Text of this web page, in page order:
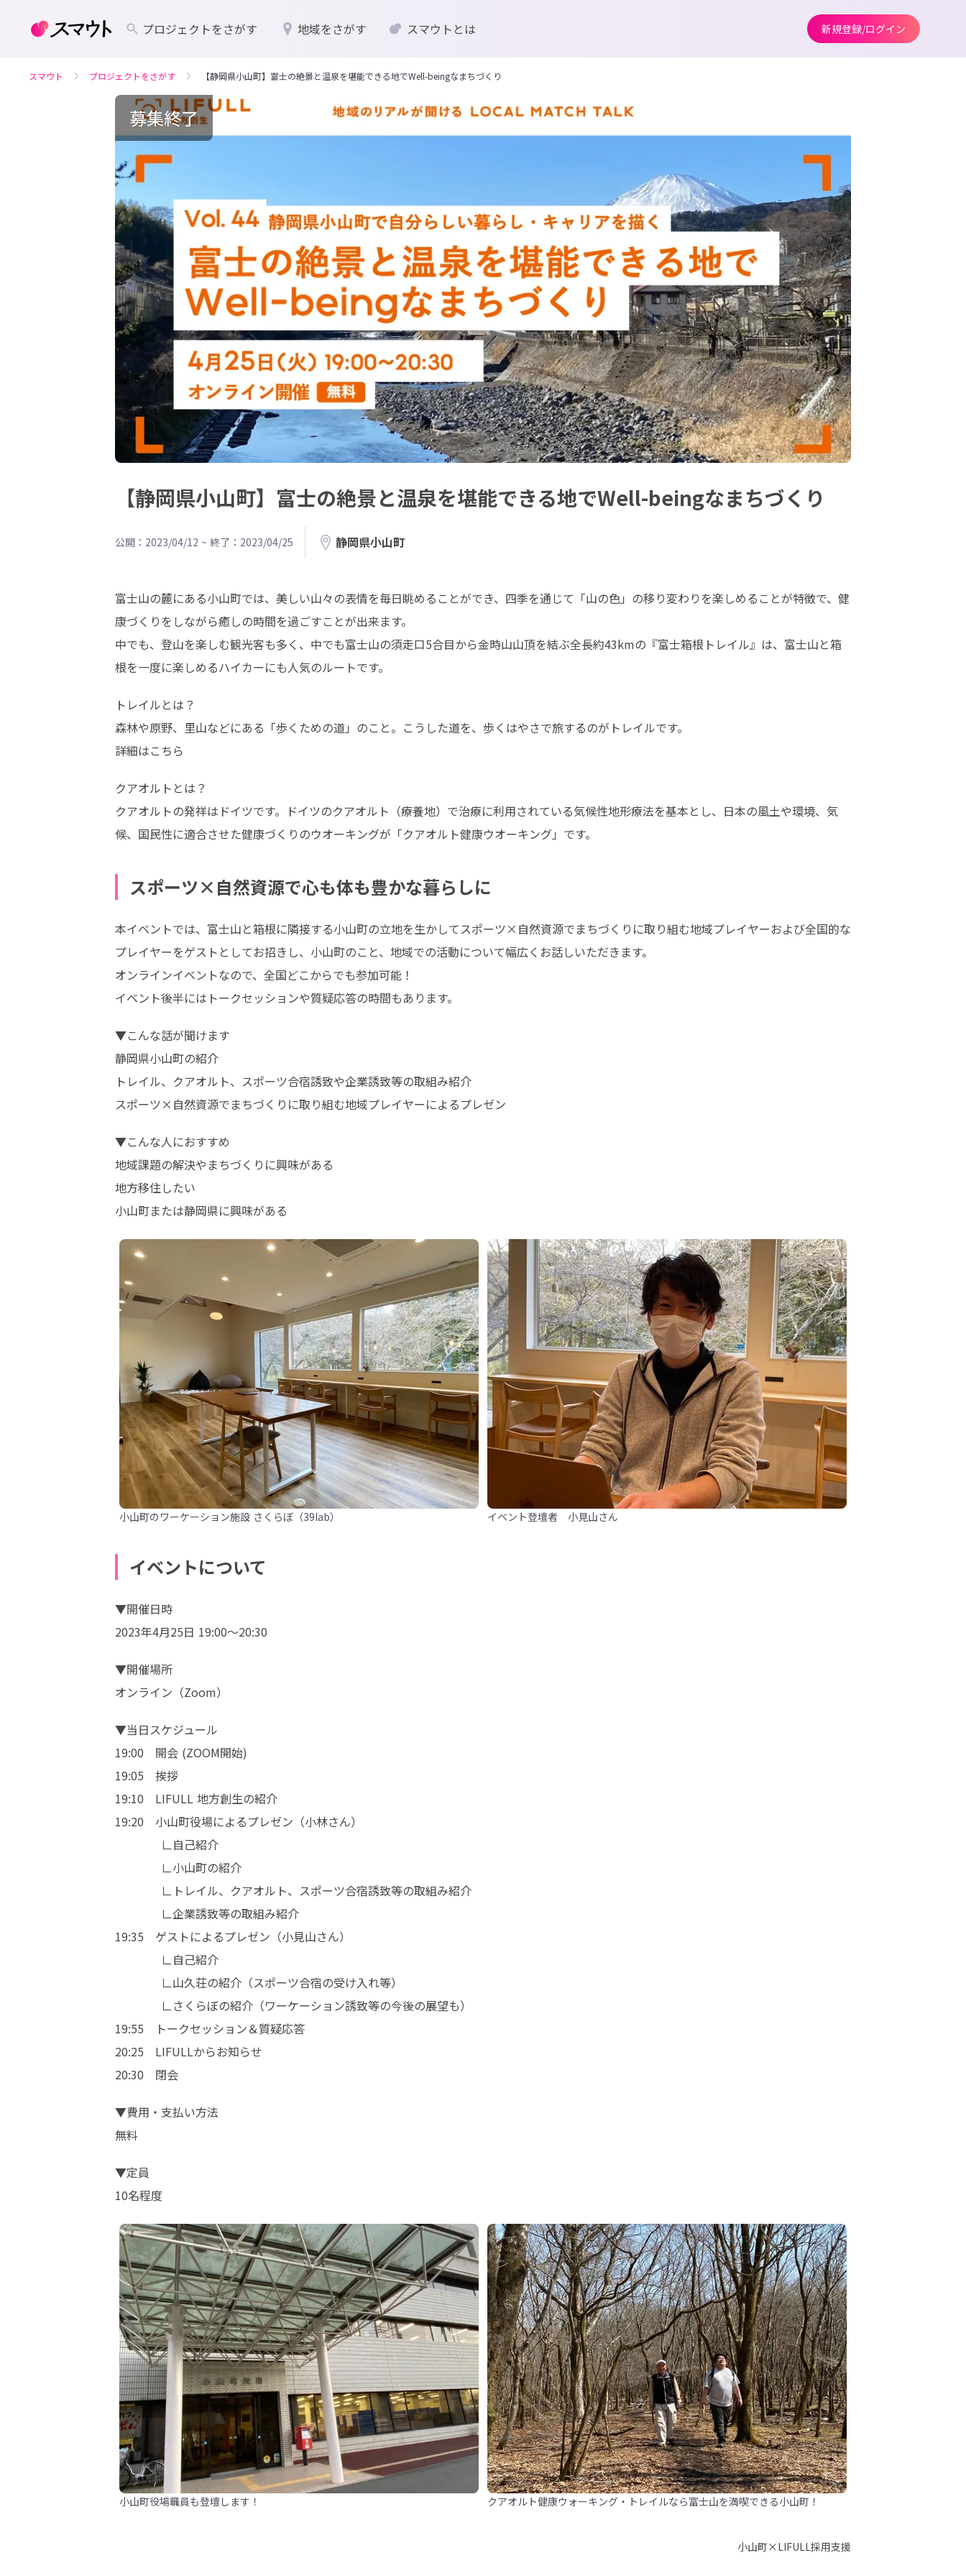
プロジェクトをさがす 地域をさがす スマウトとは 新規登録/ログイン
スマウト プロジェクトをさがす 【静岡県小山町】富士の絶景と温泉を堪能できる地でWell-beingなまちづくり
募集終了
【静岡県小山町】富士の絶景と温泉を堪能できる地でWell-beingなまちづくり
公開：2023/04/12 ~ 終了：2023/04/25 静岡県小山町
富士山の麓にある小山町では、美しい山々の表情を毎日眺めることができ、四季を通じて「山の色」の移り変わりを楽しめることが特徴で、健
康づくりをしながら癒しの時間を過ごすことが出来ます。
中でも、登山を楽しむ観光客も多く、中でも富士山の須走口5合目から金時山山頂を結ぶ全長約43kmの『富士箱根トレイル』は、富士山と箱
根を一度に楽しめるハイカーにも人気のルートです。
トレイルとは？
森林や原野、里山などにある「歩くための道」のこと。こうした道を、歩くはやさで旅するのがトレイルです。
詳細はこちら
クアオルトとは？
クアオルトの発祥はドイツです。ドイツのクアオルト（療養地）で治療に利用されている気候性地形療法を基本とし、日本の風土や環境、気
候、国民性に適合させた健康づくりのウオーキングが「クアオルト健康ウオーキング」です。
スポーツ×自然資源で心も体も豊かな暮らしに
本イベントでは、富士山と箱根に隣接する小山町の立地を生かしてスポーツ×自然資源でまちづくりに取り組む地域プレイヤーおよび全国的な
プレイヤーをゲストとしてお招きし、小山町のこと、地域での活動について幅広くお話しいただきます。
オンラインイベントなので、全国どこからでも参加可能！
イベント後半にはトークセッションや質疑応答の時間もあります。
▼こんな話が聞けます
静岡県小山町の紹介
トレイル、クアオルト、スポーツ合宿誘致や企業誘致等の取組み紹介
スポーツ×自然資源でまちづくりに取り組む地域プレイヤーによるプレゼン
▼こんな人におすすめ
地域課題の解決やまちづくりに興味がある
地方移住したい
小山町または静岡県に興味がある
小山町のワーケーション施設 さくらぼ（39lab） イベント登壇者 小見山さん
イベントについて
▼開催日時
2023年4月25日 19:00～20:30
▼開催場所
オンライン（Zoom）
▼当日スケジュール
19:00　開会 (ZOOM開始)
19:05　挨拶
19:10　LIFULL 地方創生の紹介
19:20　小山町役場によるプレゼン（小林さん）
∟自己紹介
∟小山町の紹介
∟トレイル、クアオルト、スポーツ合宿誘致等の取組み紹介
∟企業誘致等の取組み紹介
19:35　ゲストによるプレゼン（小見山さん）
∟自己紹介
∟山久荘の紹介（スポーツ合宿の受け入れ等）
∟さくらぼの紹介（ワーケーション誘致等の今後の展望も）
19:55　トークセッション＆質疑応答
20:25　LIFULLからお知らせ
20:30　閉会
▼費用・支払い方法
無料
▼定員
10名程度
小山町役場職員も登壇します！ クアオルト健康ウォーキング・トレイルなら富士山を満喫できる小山町！
小山町×LIFULL採用支援